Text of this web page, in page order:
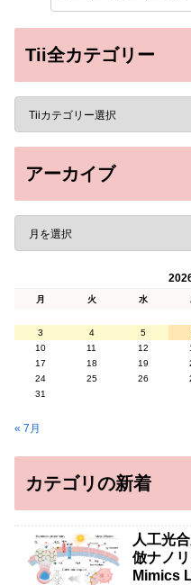
Tii全カテゴリー
アーカイブ
月 火 水
3
4 5
10
11 12
17
18 19
24
25 26
31
« 7月
カテゴリの新着
人工光
倣ナノ
Mimics